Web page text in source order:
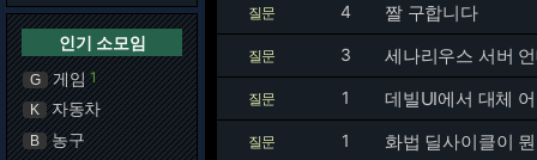
인기 소모임
G 게임 1
K 자동차
B 농구
질문 4 짤 구합니다
질문 3 세나리우스 서버
질문 1 데빌UI에서 대체
질문 1 화법 딜사이클이